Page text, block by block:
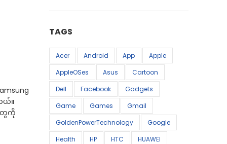
ယ်။
ေကို
TAGS
Acer Android App
Apple
AppleOSes
Asus
Cartoon
Dell
Facebook
Gadgets
Game
Games
Gmail
GoldenPowerTechnology
Google
Health
HP HTC
HUAWEI